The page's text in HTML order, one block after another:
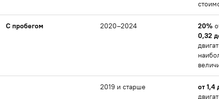
С пробегом 2020–2024 20%
0,32
2019 и старше
от 1,4